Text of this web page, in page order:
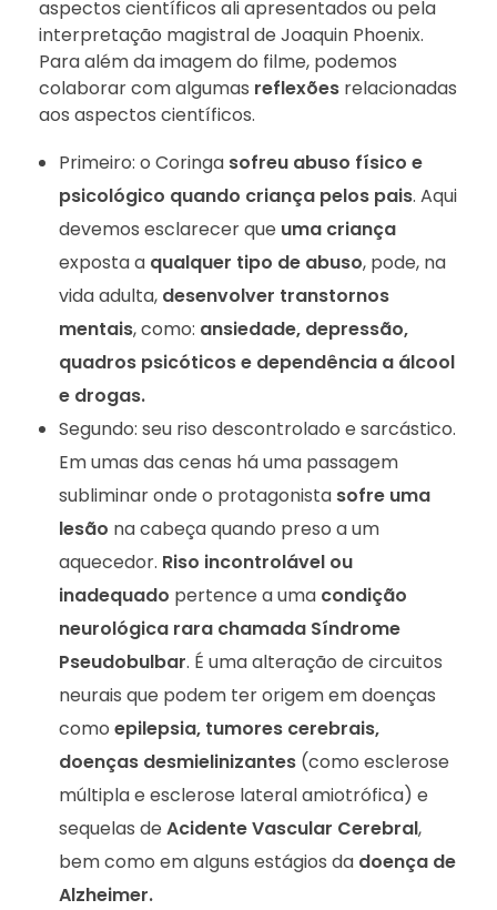
aspectos científicos ali apresentados ou pela
interpretação magistral de Joaquin Phoenix.
Para além da imagem do filme, podemos
colaborar com algumas reflexões relacionadas
aos aspectos científicos.
Primeiro: o Coringa sofreu abuso físico e
psicológico quando criança pelos pais. Aqui
devemos esclarecer que uma criança
exposta a qualquer tipo de abuso, pode, na
vida adulta, desenvolver transtornos
mentais, como: ansiedade, depressão,
quadros psicóticos e dependência a álcool
e drogas.
Segundo: seu riso descontrolado e sarcástico.
Em umas das cenas há uma passagem
subliminar onde o protagonista sofre uma
lesão na cabeça quando preso a um
aquecedor. Riso incontrolável ou
inadequado pertence a uma condição
neurológica rara chamada Síndrome
Pseudobulbar. É uma alteração de circuitos
neurais que podem ter origem em doenças
como epilepsia, tumores cerebrais,
doenças desmielinizantes(como esclerose
múltipla e esclerose lateral amiotrófica) e
sequelas de Acidente Vascular Cerebral,
bem como em alguns estágios da doença de
Alzheimer.